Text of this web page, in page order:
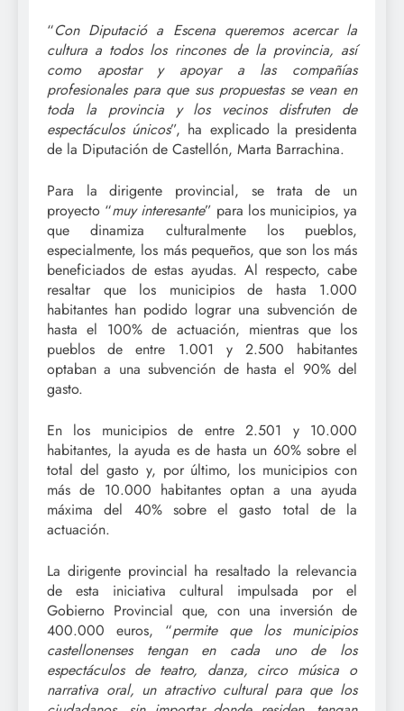
“Con Diputació a Escena queremos acercar la
cultura a todos los rincones de la provincia, así
como apostar y apoyar a las compañías
profesionales para que sus propuestas se vean en
toda la provincia y los vecinos disfruten de
espectáculos únicos”, ha explicado la presidenta
de la Diputación de Castellón, Marta Barrachina.
Para la dirigente provincial, se trata de un
proyecto “muy interesante” para los municipios, ya
que dinamiza culturalmente los pueblos,
especialmente, los más pequeños, que son los más
beneficiados de estas ayudas. Al respecto, cabe
resaltar que los municipios de hasta 1.000
habitantes han podido lograr una subvención de
hasta el 100% de actuación, mientras que los
pueblos de entre 1.001 y 2.500 habitantes
optaban a una subvención de hasta el 90% del
gasto.
En los municipios de entre 2.501 y 10.000
habitantes, la ayuda es de hasta un 60% sobre el
total del gasto y, por último, los municipios con
más de 10.000 habitantes optan a una ayuda
máxima del 40% sobre el gasto total de la
actuación.
La dirigente provincial ha resaltado la relevancia
de esta iniciativa cultural impulsada por el
Gobierno Provincial que, con una inversión de
400.000 euros, “permite que los municipios
castellonenses tengan en cada uno de los
espectáculos de teatro, danza, circo música o
narrativa oral, un atractivo cultural para que los